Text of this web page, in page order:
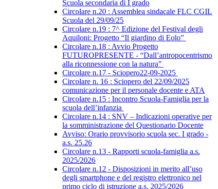
Scuola secondaria di I grado
Circolare n.20 : Assemblea sindacale FLC CGIL
Scuola del 29/09/25
Circolare n.19 : 7^ Edizione del Festival degli
Aquiloni: Progetto “Il giardino di Eolo”
Circolare n.18 : Avvio Progetto
FUTUROPRESENTE - “Dall’antropocentrismo
alla riconnessione con la natura”
Circolare n.17 - Sciopero22-09-2025
Circolare n. 16 : Sciopero del 22/09/2025
comunicazione per il personale docente e ATA
Circolare n.15 : Incontro Scuola-Famiglia per la
scuola dell’infanzia
Circolare n.14 : SNV – Indicazioni operative per
la somministrazione del Questionario Docente
Avviso: Orario provvisorio scuola sec. I grado -
a.s. 25.26
Circolare n.13 - Rapporti scuola-famiglia a.s.
2025/2026
Circolare n.12 - Disposizioni in merito all’uso
degli smartphone e del registro elettronico nel
primo ciclo di istruzione a.s. 2025/2026